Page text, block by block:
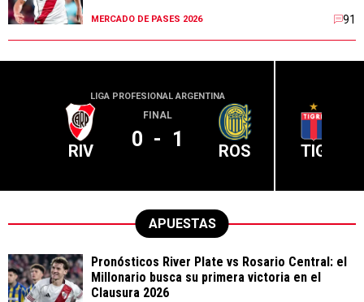
MERCADO DE PASES 2026 91
LIGA PROFESIONAL ARGENTINA
RIV
FINAL
0 - 1 ROS TIG
APUESTAS
Pronósticos River Plate vs Rosario Central: el
Millonario busca su primera victoria en el
Clausura 2026